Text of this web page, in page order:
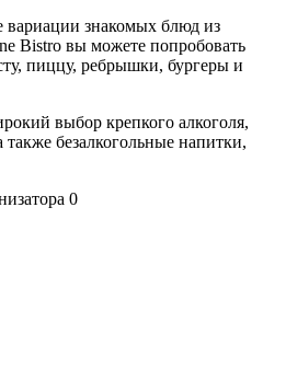
вариации знакомых блюд из
Bistro вы можете попробовать
пиццу, ребрышки, бургеры и
выбор крепкого алкоголя,
безалкогольные напитки,
0